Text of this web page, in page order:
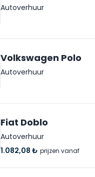
Autoverhuur
Volkswagen Polo
Autoverhuur
Fiat Doblo
Autoverhuur
1.082,08 ₺ prijzen vanaf